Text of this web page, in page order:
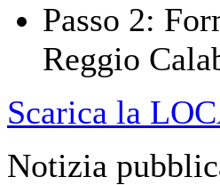
Passo 2:
Reggio
Scarica la
Notizia